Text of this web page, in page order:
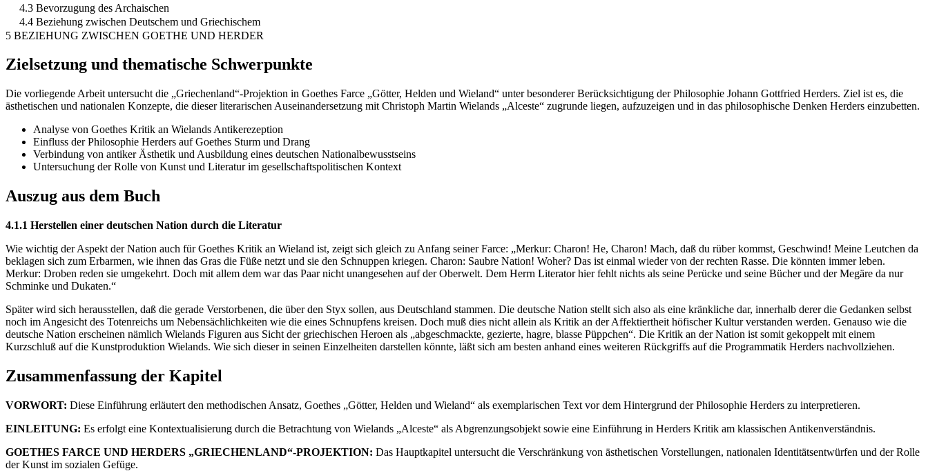
4.3 Bevorzugung des Archaischen
4.4 Beziehung zwischen Deutschem und Griechischem
5 BEZIEHUNG ZWISCHEN GOETHE UND HERDER
Zielsetzung und thematische Schwerpunkte
Die vorliegende Arbeit untersucht die „Griechenland“-Projektion in Goethes Farce „Götter, Helden und Wieland“ unter besonderer Berücksichtigung der Philosophie Johann Gottfried Herders. Ziel ist es, die
ästhetischen und nationalen Konzepte, die dieser literarischen Auseinandersetzung mit Christoph Martin Wielands „Alceste“ zugrunde liegen, aufzuzeigen und in das philosophische Denken Herders einzubetten.
Analyse von Goethes Kritik an Wielands Antikerezeption
Einfluss der Philosophie Herders auf Goethes Sturm und Drang
Verbindung von antiker Ästhetik und Ausbildung eines deutschen Nationalbewusstseins
Untersuchung der Rolle von Kunst und Literatur im gesellschaftspolitischen Kontext
Auszug aus dem Buch
4.1.1 Herstellen einer deutschen Nation durch die Literatur
Wie wichtig der Aspekt der Nation auch für Goethes Kritik an Wieland ist, zeigt sich gleich zu Anfang seiner Farce: „Merkur: Charon! He, Charon! Mach, daß du rüber kommst, Geschwind! Meine Leutchen da
beklagen sich zum Erbarmen, wie ihnen das Gras die Füße netzt und sie den Schnuppen kriegen. Charon: Saubre Nation! Woher? Das ist einmal wieder von der rechten Rasse. Die könnten immer leben.
Merkur: Droben reden sie umgekehrt. Doch mit allem dem war das Paar nicht unangesehen auf der Oberwelt. Dem Herrn Literator hier fehlt nichts als seine Perücke und seine Bücher und der Megäre da nur
Schminke und Dukaten.“
Später wird sich herausstellen, daß die gerade Verstorbenen, die über den Styx sollen, aus Deutschland stammen. Die deutsche Nation stellt sich also als eine kränkliche dar, innerhalb derer die Gedanken selbst
noch im Angesicht des Totenreichs um Nebensächlichkeiten wie die eines Schnupfens kreisen. Doch muß dies nicht allein als Kritik an der Affektiertheit höfischer Kultur verstanden werden. Genauso wie die
deutsche Nation erscheinen nämlich Wielands Figuren aus Sicht der griechischen Heroen als „abgeschmackte, gezierte, hagre, blasse Püppchen“. Die Kritik an der Nation ist somit gekoppelt mit einem
Kurzschluß auf die Kunstproduktion Wielands. Wie sich dieser in seinen Einzelheiten darstellen könnte, läßt sich am besten anhand eines weiteren Rückgriffs auf die Programmatik Herders nachvollziehen.
Zusammenfassung der Kapitel
VORWORT: Diese Einführung erläutert den methodischen Ansatz, Goethes „Götter, Helden und Wieland“ als exemplarischen Text vor dem Hintergrund der Philosophie Herders zu interpretieren.
EINLEITUNG: Es erfolgt eine Kontextualisierung durch die Betrachtung von Wielands „Alceste“ als Abgrenzungsobjekt sowie eine Einführung in Herders Kritik am klassischen Antikenverständnis.
GOETHES FARCE UND HERDERS „GRIECHENLAND“-PROJEKTION: Das Hauptkapitel untersucht die Verschränkung von ästhetischen Vorstellungen, nationalen Identitätsentwürfen und der Rolle
der Kunst im sozialen Gefüge.